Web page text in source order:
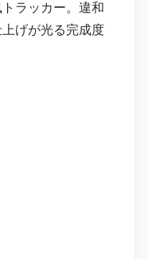
ラッカー。違和
げが光る完成度